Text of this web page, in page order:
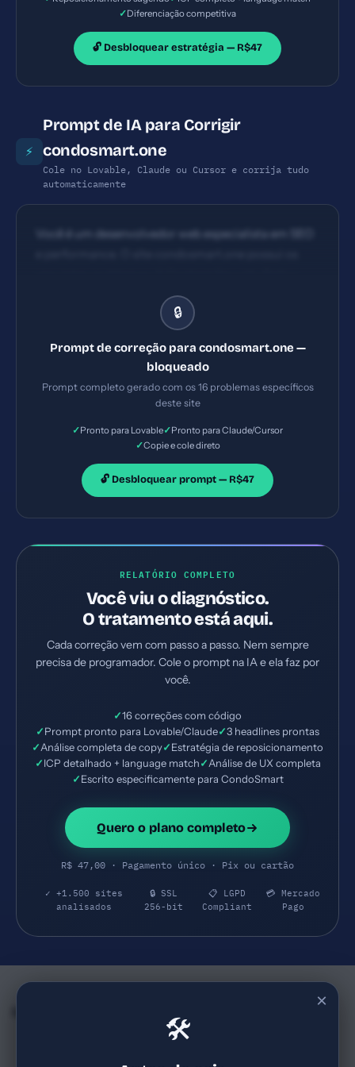
✓Diferenciação competitiva
🔓 Desbloquear estratégia — R$47
⚡
Prompt de IA para Corrigir
condosmart.one
Cole no Lovable, Claude ou Cursor e corrija tudo
automaticamente
Você é um desenvolvedor web especialista em SEO
ausente 2) X-Frame-Options ausente 3) X-
Content-Type-Options ausente 4) Referrer-Policy
gerando os arquivos necessários e configurações de
servidor. Priorize as correções críticas primeiro.
🔒
Prompt de correção para condosmart.one —
bloqueado
Prompt completo gerado com os 16 problemas específicos
deste site
✓Pronto para Lovable✓Pronto para Claude/Cursor
✓Copie e cole direto
🔓 Desbloquear prompt — R$47
RELATÓRIO COMPLETO
Você viu o diagnóstico.
O tratamento está aqui.
Cada correção vem com passo a passo. Nem sempre
precisa de programador. Cole o prompt na IA e ela faz por
você.
✓16 correções com código
✓Prompt pronto para Lovable/Claude✓3 headlines prontas
✓Análise completa de copy✓Estratégia de reposicionamento
✓ICP detalhado + language match✓Análise de UX completa
✓Escrito especificamente para CondoSmart
Quero o plano completo
R$ 47,00 · Pagamento único · Pix ou cartão
✓ +1.500 sites
analisados
🔒 SSL
256-bit
📋 LGPD
Compliant
💳 Mercado
Pago
×
🛠